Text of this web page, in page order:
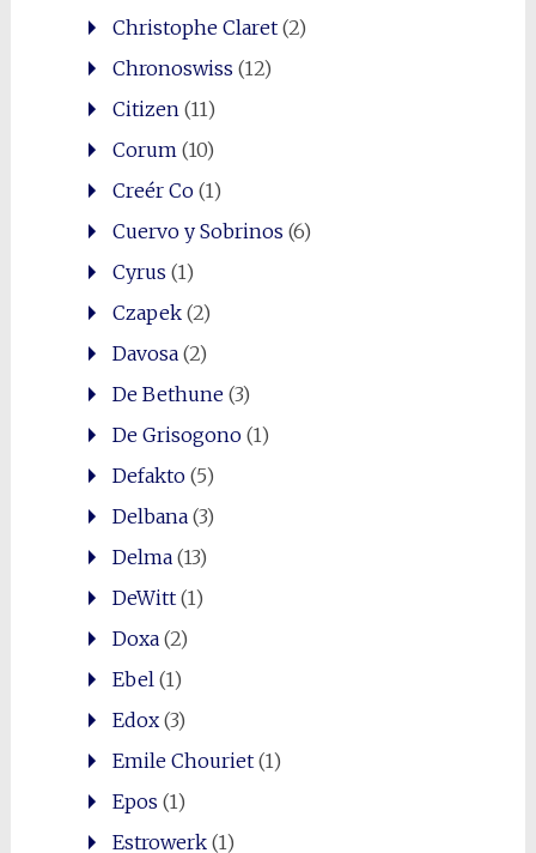
Christophe Claret(2)
Chronoswiss (12)
Citizen (11)
Corum (10)
Creér Co(1)
Cuervo y Sobrinos (6)
Cyrus (1)
Czapek(2)
Davosa(2)
De Bethune(3)
De Grisogono(1)
Defakto(5)
Delbana(3)
Delma(13)
DeWitt(1)
Doxa(2)
Ebel (1)
Edox(3)
Emile Chouriet(1)
Epos (1)
Estrowerk(1)